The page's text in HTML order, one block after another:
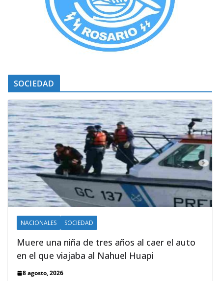
SOCIEDAD
NACIONALES SOCIEDAD
Muere una niña de tres años al caer el auto
en el que viajaba al Nahuel Huapi
8 agosto, 2026